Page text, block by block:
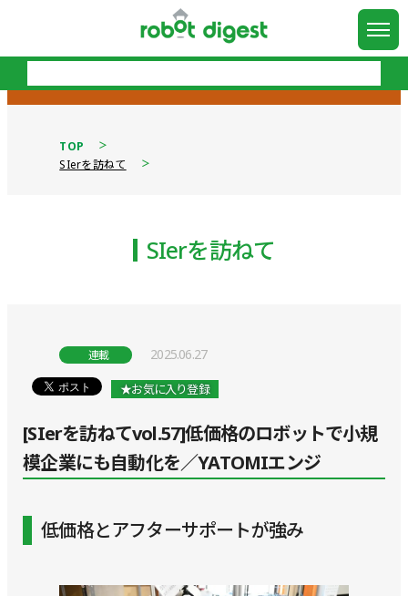
TOP
SIerを訪ねて
SIerを訪ねて
連載 2025.06.27
★お気に入り登録
[SIerを訪ねてvol.57]低価格のロボットで小規
模企業にも自動化を／YATOMIエンジ
低価格とアフターサポートが強み